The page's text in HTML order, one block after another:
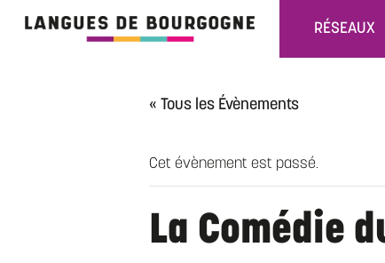
RÉSEAUX
« Tous les Évènements
Cet évènement est passé.
La Comédie